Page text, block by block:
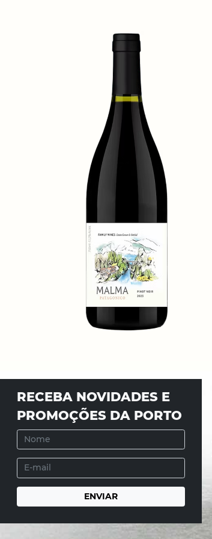
RECEBA NOVIDADES E
PROMOÇÕES DA PORTO